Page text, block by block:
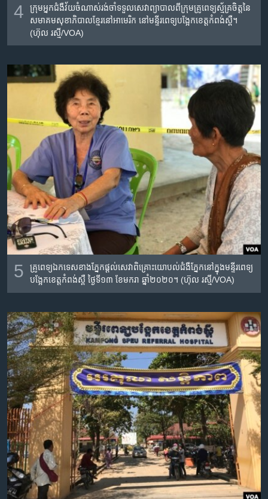
4
ក្រុម​អ្នកជំងឺ​វ័យ​ចំណាស់​រង់​ចាំ​ទទួល​សេវាព្យាបាល​ពីក្រុម​គ្រូពេទ្យ​ស្ម័គ្រ​ចិត្តនៃ​
សមាគម​សុខាភិបាល​ខ្មែរ​នៅ​អាមេរិក​ នៅ​មន្ទីរពេទ្យ​បង្អែក​ខេត្តកំពង់​ស្ពឺ។
(ហ៊ុល រស្មី/VOA)
5
គ្រូពេទ្យ​ឯកទេស​ខាង​ភ្នែក​ផ្តល់​សេវាពិគ្រោះ​យោបល់​ជំងឺ​ភ្នែក​នៅ​ក្នុង​មន្ទីរ​ពេទ្យ​
បង្អែក​ខេត្ត​កំពង់​ស្ពឺ ថ្ងៃទី​១៣ ខែ​មករា​ ឆ្នាំ​២០២០។ (ហ៊ុល រស្មី​/VOA)